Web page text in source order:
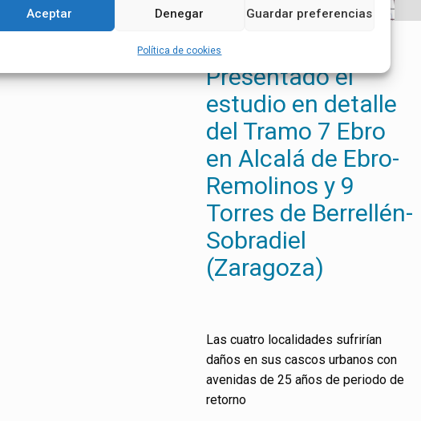
Aceptar Denegar Guardar preferencias
Política de cookies
Presentado el
estudio en detalle
del Tramo 7 Ebro
en Alcalá de Ebro-
Remolinos y 9
Torres de Berrellén-
Sobradiel
(Zaragoza)
Las cuatro localidades sufrirían
daños en sus cascos urbanos con
avenidas de 25 años de periodo de
retorno